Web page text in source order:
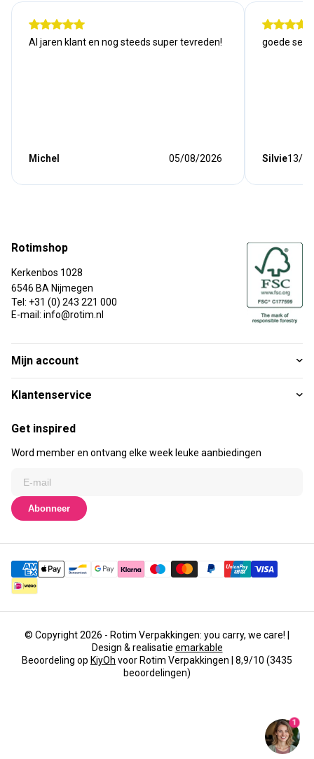
Al jaren klant en nog steeds super tevreden!
Michel 05/08/2026
goede
Silvie13/
Rotimshop
Kerkenbos 1028
6546 BA Nijmegen
Tel: +31 (0) 243 221 000
E-mail: info@rotim.nl
Mijn account
Klantenservice
Get inspired
Word member en ontvang elke week leuke aanbiedingen
Abonneer
© Copyright 2026 - Rotim Verpakkingen: you carry, we care! |
Design & realisatie emarkable
Beoordeling op KiyOh voor Rotim Verpakkingen | 8,9/10 (3435
beoordelingen)
1